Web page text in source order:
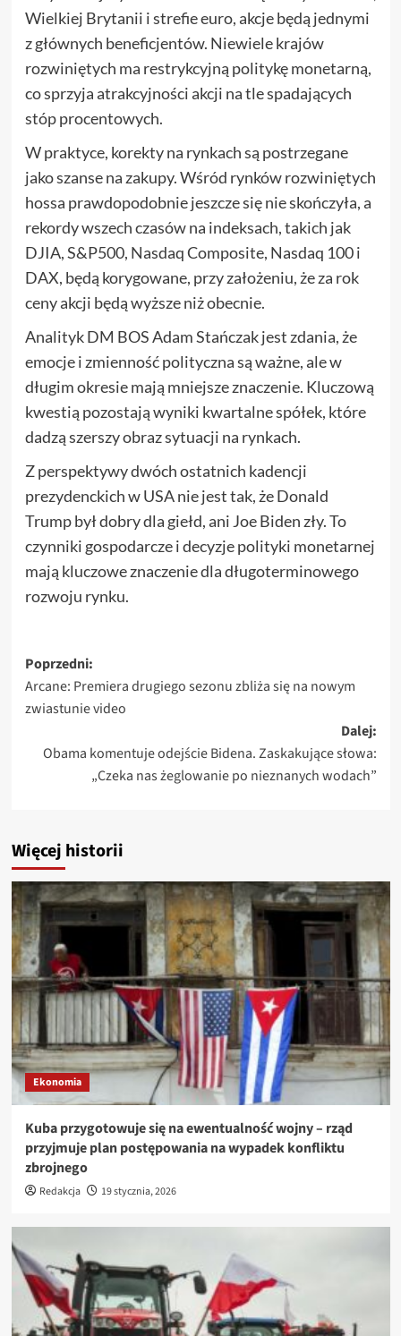
Wielkiej Brytanii i strefie euro, akcje będą jednymi
z głównych beneficjentów. Niewiele krajów
rozwiniętych ma restrykcyjną politykę monetarną,
co sprzyja atrakcyjności akcji na tle spadających
stóp procentowych.
W praktyce, korekty na rynkach są postrzegane
jako szanse na zakupy. Wśród rynków rozwiniętych
hossa prawdopodobnie jeszcze się nie skończyła, a
rekordy wszech czasów na indeksach, takich jak
DJIA, S&P500, Nasdaq Composite, Nasdaq 100 i
DAX, będą korygowane, przy założeniu, że za rok
ceny akcji będą wyższe niż obecnie.
Analityk DM BOS Adam Stańczak jest zdania, że
emocje i zmienność polityczna są ważne, ale w
długim okresie mają mniejsze znaczenie. Kluczową
kwestią pozostają wyniki kwartalne spółek, które
dadzą szerszy obraz sytuacji na rynkach.
Z perspektywy dwóch ostatnich kadencji
prezydenckich w USA nie jest tak, że Donald
Trump był dobry dla giełd, ani Joe Biden zły. To
czynniki gospodarcze i decyzje polityki monetarnej
mają kluczowe znaczenie dla długoterminowego
rozwoju rynku.
Zobacz
wpisy
Poprzedni:
Arcane: Premiera drugiego sezonu zbliża się na nowym
zwiastunie video
Dalej:
Obama komentuje odejście Bidena. Zaskakujące słowa:
„Czeka nas żeglowanie po nieznanych wodach”
Więcej historii
Ekonomia
Kuba przygotowuje się na ewentualność wojny – rząd
przyjmuje plan postępowania na wypadek konfliktu
zbrojnego
Redakcja 19 stycznia, 2026